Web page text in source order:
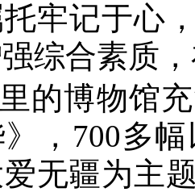
牢记于心
综合素质
的博物馆
，700多
无疆为主